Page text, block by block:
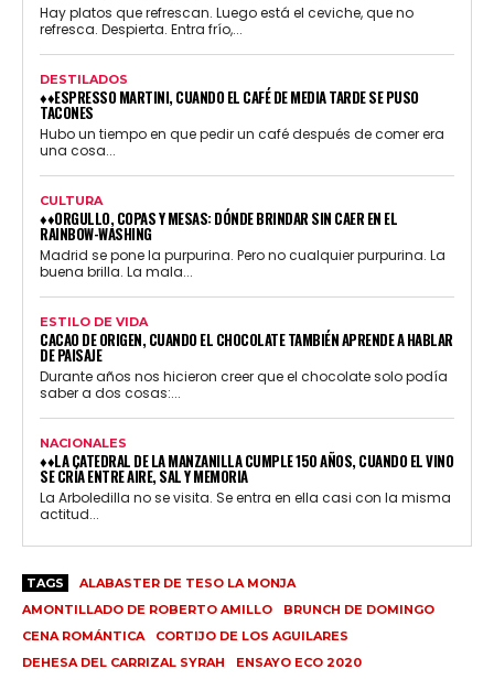
Hay platos que refrescan. Luego está el ceviche, que no
refresca. Despierta. Entra frío,...
DESTILADOS
♦♦ESPRESSO MARTINI, CUANDO EL CAFÉ DE MEDIA TARDE SE PUSO
TACONES
Hubo un tiempo en que pedir un café después de comer era
una cosa...
CULTURA
♦♦ORGULLO, COPAS Y MESAS: DÓNDE BRINDAR SIN CAER EN EL
RAINBOW-WASHING
Madrid se pone la purpurina. Pero no cualquier purpurina. La
buena brilla. La mala...
ESTILO DE VIDA
CACAO DE ORIGEN, CUANDO EL CHOCOLATE TAMBIÉN APRENDE A HABLAR
DE PAISAJE
Durante años nos hicieron creer que el chocolate solo podía
saber a dos cosas:...
NACIONALES
♦♦LA CATEDRAL DE LA MANZANILLA CUMPLE 150 AÑOS, CUANDO EL VINO
SE CRÍA ENTRE AIRE, SAL Y MEMORIA
La Arboledilla no se visita. Se entra en ella casi con la misma
actitud...
TAGS
ALABASTER DE TESO LA MONJA
AMONTILLADO DE ROBERTO AMILLO
BRUNCH DE DOMINGO
CENA ROMÁNTICA
CORTIJO DE LOS AGUILARES
DEHESA DEL CARRIZAL SYRAH
ENSAYO ECO 2020